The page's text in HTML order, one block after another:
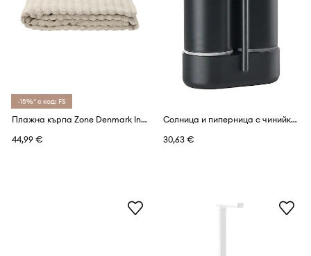
-15%* с код: FS
Плажна кърпа Zone Denmark Inu 180 x 100 cm
44,99 €
Солница и пиперница с чинийка Zone Denmark Singles
30,63 €